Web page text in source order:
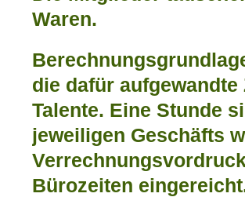
Waren.
die dafür
Talente. Eine Stunde
jeweiligen Geschäfts
Bürozeiten